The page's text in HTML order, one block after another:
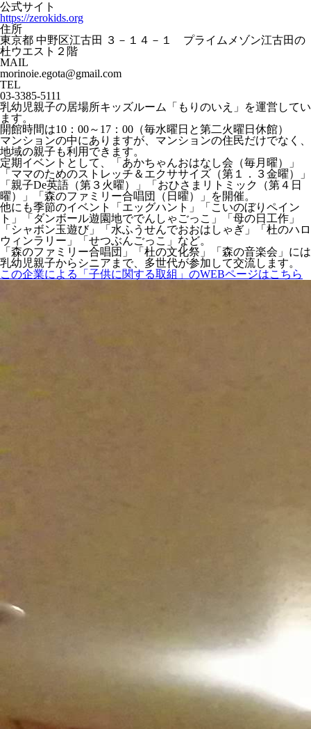
公式サイト
https://zerokids.org
住所
東京都 中野区江古田 ３－１４－１ プライムメゾン江古田の
杜ウエスト２階
MAIL
morinoie.egota@gmail.com
TEL
03-3385-5111
乳幼児親子の居場所キッズルーム「もりのいえ」を運営してい
ます。
開館時間は10：00～17：00（毎水曜日と第二火曜日休館）
マンションの中にありますが、マンションの住民だけでなく、
地域の親子も利用できます。
定期イベントとして、「あかちゃんおはなし会（毎月曜）」
「ママのためのストレッチ＆エクササイズ（第１．３金曜）」
「親子De英語（第３火曜）」「おひさまリトミック（第４日
曜）」「森のファミリー合唱団（日曜）」を開催。
他にも季節のイベント「エッグハント」「こいのぼりペイン
ト」「ダンボール遊園地ででんしゃごっこ」「母の日工作」
「シャボン玉遊び」「水ふうせんでおおはしゃぎ」「杜のハロ
ウィンラリー」「せつぶんごっこ」など。
「森のファミリー合唱団」「杜の文化祭」「森の音楽会」には
乳幼児親子からシニアまで、多世代が参加して交流します。
この企業による「子供に関する取組」のWEBページはこちら